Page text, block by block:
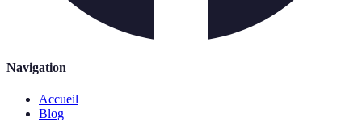
Navigation
Accueil
Blog